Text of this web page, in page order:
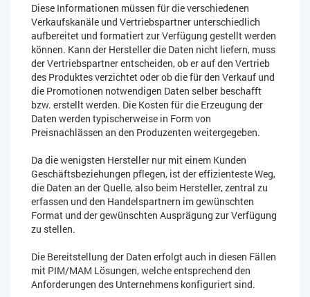
Diese Informationen müssen für die verschiedenen
Verkaufskanäle und Vertriebspartner unterschiedlich
aufbereitet und formatiert zur Verfügung gestellt werden
können. Kann der Hersteller die Daten nicht liefern, muss
der Vertriebspartner entscheiden, ob er auf den Vertrieb
des Produktes verzichtet oder ob die für den Verkauf und
die Promotionen notwendigen Daten selber beschafft
bzw. erstellt werden. Die Kosten für die Erzeugung der
Daten werden typischerweise in Form von
Preisnachlässen an den Produzenten weitergegeben.
Da die wenigsten Hersteller nur mit einem Kunden
Geschäftsbeziehungen pflegen, ist der effizienteste Weg,
die Daten an der Quelle, also beim Hersteller, zentral zu
erfassen und den Handelspartnern im gewünschten
Format und der gewünschten Ausprägung zur Verfügung
zu stellen.
Die Bereitstellung der Daten erfolgt auch in diesen Fällen
mit PIM/MAM Lösungen, welche entsprechend den
Anforderungen des Unternehmens konfiguriert sind.